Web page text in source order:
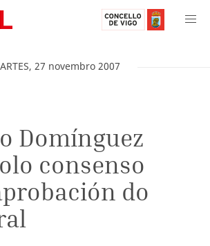
, 27 novembro 2007
Domínguez
consenso
do